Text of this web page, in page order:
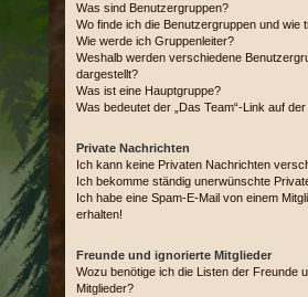
Was sind Benutzergruppen?
Wo finde ich die Benutzergruppen und wie
Wie werde ich Gruppenleiter?
Weshalb werden verschiedene
dargestellt?
Was ist eine Hauptgruppe?
Was bedeutet der „Das Team“-Link auf
Private Nachrichten
Ich kann keine Privaten Nachrichten
Ich bekomme ständig unerwünschte
Ich habe eine Spam-E-Mail von einem
erhalten!
Freunde und ignorierte Mitglieder
Wozu benötige ich die Listen der Freunde
Mitglieder?